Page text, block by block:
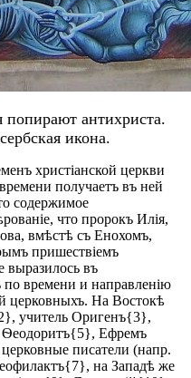
антихриста.
икона.
христіанской церкви
получаетъ въ ней
содержимое
что пророкъ Илія,
вмѣстѣ съ Енохомъ,
пришествіемъ
выразилось въ
по времени и направленію
церковныхъ. На Востокѣ
учитель Оригенъ{3},
Ѳеодоритъ{5}, Ефремъ
писатели (напр.
на Западѣ же